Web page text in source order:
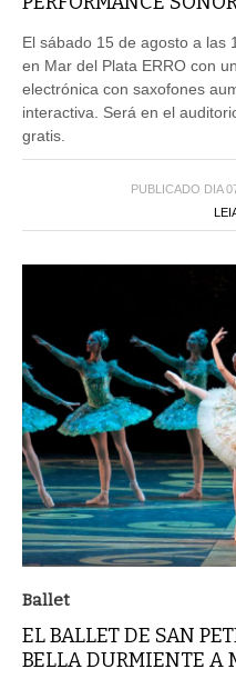
El sábado 15 de agosto a las
en Mar del Plata ERRO con
electrónica con saxofones
interactiva. Será en el
gratis.
PUBLICADO DIA
Ballet
EL BALLET DE SAN
BELLA DURMIENTE A